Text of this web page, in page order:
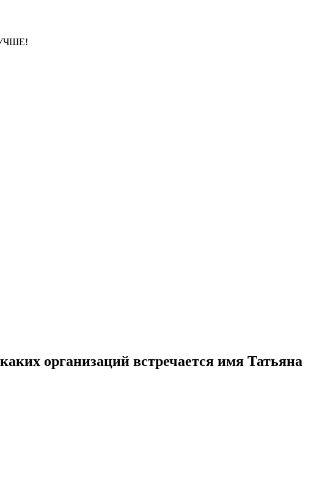
организаций встречается имя Татьяна